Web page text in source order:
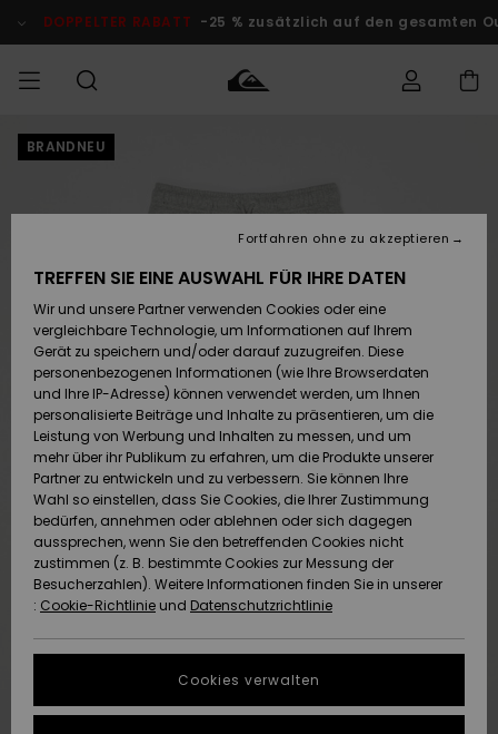
Produktinformation
DOPPELTER RABATT -25 % zusätzlich auf den gesamten
MÄNNER
Accessoires
Schuhe&
Flip-Flops
Surf
Snow
Brandneu
Highlights
JUNGEN
Accessoires
Schuhe&
Flip-Flops
Surf
Snow
Brandneu
Highlights
FRAUEN
Brandneu
Highlights
Snow
SURF
Kinder
Highlights
Community
SNOW
Kinder
Snow Shop
Damen
Highlights
Community
DOPPELTER
RABATT
KINDER
Outlet
Frauen
HILFE & KONTAKT
Versand
Retouren
Bezahlung
Geschenkkarte
Quiksilver
Freedom
Datenschutz
Starten Sie eine
Unterhaltung,
NACHHALTIGKEIT
BRANDNEU
TREFFEN SIE EINE AUSWAHL FÜR IHRE DATEN
Wir und unsere Partner verwenden Cookies oder eine
vergleichbare Technologie, um Informationen auf Ihrem
Gerät zu speichern und/oder darauf zuzugreifen. Diese
personenbezogenen Informationen (wie Ihre Browserdaten
und Ihre IP-Adresse) können verwendet werden, um Ihnen
personalisierte Beiträge und Inhalte zu präsentieren, um die
Leistung von Werbung und Inhalten zu messen, und um
mehr über ihr Publikum zu erfahren, um die Produkte unserer
Partner zu entwickeln und zu verbessern. Sie können Ihre
Wahl so einstellen, dass Sie Cookies, die Ihrer Zustimmung
bedürfen, annehmen oder ablehnen oder sich dagegen
aussprechen, wenn Sie den betreffenden Cookies nicht
zustimmen (z. B. bestimmte Cookies zur Messung der
Besucherzahlen). Weitere Informationen finden Sie in unserer
: Cookie-Richtlinie und Datenschutzrichtlinie
Cookies verwalten
Fortfahren ohne zu akzeptieren